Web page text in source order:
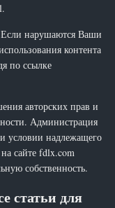
Если нарушаются Ваши
контента
по ссылке
авторских прав и
Администрация
условии надлежащего
сайте fdlx.com
собственность.
статьи для